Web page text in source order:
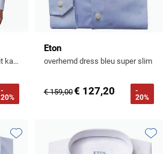
Lichtblauw contemporary fit katoenen overhemd
-
20%
Eton
overhemd dress bleu super slim
€ 159,00€ 127,20
-
20%
Toevoegen aan favorieten